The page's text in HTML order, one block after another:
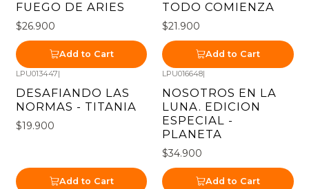
FUEGO DE ARIES
$26.900
Add to Cart
TODO COMIENZA
$21.900
Add to Cart
LPU013447|
DESAFIANDO LAS
NORMAS - TITANIA
$19.900
Add to Cart
LPU016648|
NOSOTROS EN LA
LUNA. EDICION
ESPECIAL -
PLANETA
$34.900
Add to Cart